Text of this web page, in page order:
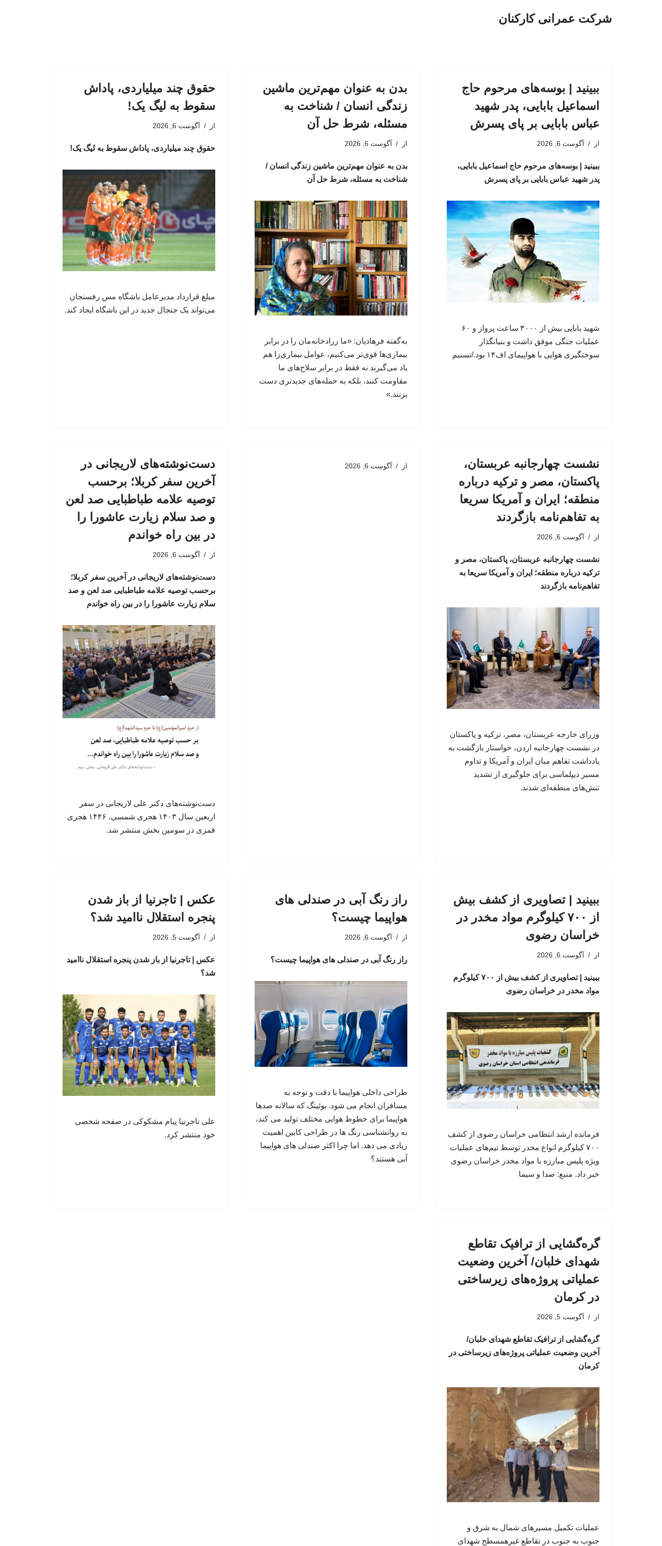
شرکت عمرانی کارکنان
ببینید | بوسه‌های مرحوم حاج
اسماعیل بابایی، پدر شهید
عباس بابایی بر پای پسرش
از آگوست 6, 2026
ببینید | بوسه‌های مرحوم حاج اسماعیل بابایی،
پدر شهید عباس بابایی بر پای پسرش
شهید بابایی بیش از ۳۰۰۰ ساعت پرواز و ۶۰
عملیات جنگی موفق داشت و بنیانگذار
سوختگیری هوایی با هواپیمای اف۱۴ بود./تسنیم
بدن به عنوان مهم‌ترین ماشین
زندگی انسان / شناخت به
مسئله، شرط حل آن
از آگوست 6, 2026
بدن به عنوان مهم‌ترین ماشین زندگی انسان /
شناخت به مسئله، شرط حل آن
به‌گفته فرهادیان: «ما زرادخانه‌مان را در برابر
بیماری‌ها قوی‌تر می‌کنیم، عوامل‌ بیماری‌زا هم
یاد می‌گیرند نه فقط در برابر سلاح‌های ما
مقاومت کنند، بلکه به حمله‌های جدیدتری دست
بزنند.»
حقوق چند میلیاردی، پاداش
سقوط به لیگ یک!
از آگوست 6, 2026
حقوق چند میلیاردی، پاداش سقوط به لیگ یک!
مبلغ قرارداد مدیرعامل باشگاه مس رفسنجان
می‌تواند یک جنجال جدید در این باشگاه ایجاد کند.
نشست چهارجانبه عربستان،
پاکستان، مصر و ترکیه درباره
منطقه؛ ایران و آمریکا سریعا
به تفاهم‌نامه بازگردند
از آگوست 6, 2026
نشست چهارجانبه عربستان، پاکستان، مصر و
ترکیه درباره منطقه؛ ایران و آمریکا سریعا به
تفاهم‌نامه بازگردند
وزرای خارجه عربستان، مصر، ترکیه و پاکستان
در نشست چهارجانبه اردن، خواستار بازگشت به
یادداشت تفاهم میان ایران و آمریکا و تداوم
مسیر دیپلماسی برای جلوگیری از تشدید
تنش‌های منطقه‌ای شدند.
از آگوست 6, 2026
دست‌نوشته‌های لاریجانی در
آخرین سفر کربلا؛ برحسب
توصیه علامه طباطبایی صد لعن
و صد سلام زیارت عاشورا را
در بین راه خواندم
از آگوست 6, 2026
دست‌نوشته‌های لاریجانی در آخرین سفر کربلا؛
برحسب توصیه علامه طباطبایی صد لعن و صد
سلام زیارت عاشورا را در بین راه خواندم
دست‌نوشته‌های دکتر علی لاریجانی در سفر
اربعین سال ۱۴۰۳ هجری شمسی، ۱۴۴۶ هجری
قمری در سومین بخش منتشر شد.
ببینید | تصاویری از کشف بیش
از ۷۰۰ کیلوگرم مواد مخدر در
خراسان رضوی
از آگوست 6, 2026
ببینید | تصاویری از کشف بیش از ۷۰۰ کیلوگرم
مواد مخدر در خراسان رضوی
فرمانده ارشد انتظامی خراسان رضوی از کشف
۷۰۰ کیلوگرم انواع مخدر توسط تیم‌های عملیات
ویژه پلیس مبارزه با مواد مخدر خراسان رضوی
خبر داد. منبع: صدا و سیما
راز رنگ آبی در صندلی های
هواپیما چیست؟
از آگوست 6, 2026
راز رنگ آبی در صندلی های هواپیما چیست؟
طراحی داخلی هواپیما با دقت و توجه به
مسافران انجام می شود. بوئینگ که سالانه صدها
هواپیما برای خطوط هوایی مختلف تولید می کند،
به روانشناسی رنگ ها در طراحی کابین اهمیت
زیادی می دهد. اما چرا اکثر صندلی های هواپیما
آبی هستند؟
عکس | تاجرنیا از باز شدن
پنجره استقلال ناامید شد؟
از آگوست 5, 2026
عکس | تاجرنیا از باز شدن پنجره استقلال ناامید
شد؟
علی تاجرنیا پیام مشکوکی در صفحه شخصی
خود منتشر کرد.
گره‌گشایی از ترافیک تقاطع
شهدای خلبان/ آخرین وضعیت
عملیاتی پروژه‌های زیرساختی
در کرمان
از آگوست 5, 2026
گره‌گشایی از ترافیک تقاطع شهدای خلبان/
آخرین وضعیت عملیاتی پروژه‌های زیرساختی در
کرمان
عملیات تکمیل مسیرهای شمال به شرق و
جنوب به جنوب در تقاطع غیرهمسطح شهدای